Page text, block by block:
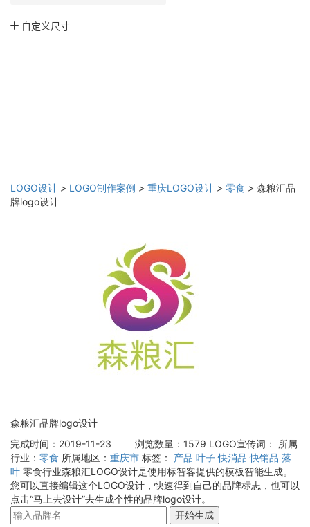
LOGO设计 > LOGO制作案例 > 重庆LOGO设计 > 零食 > 森粮汇品
牌logo设计
森粮汇品牌logo设计
完成时间：2019-11-23
浏览数量：1579 LOGO宣传词：
所属
行业： 零食 所属地区： 重庆市 标签： 产品 叶子 快消品 快销品 落
叶 零食行业森粮汇LOGO设计是使用标智客提供的模板智能生成。
您可以直接编辑这个LOGO设计，快速得到自己的品牌标志，也可以
点击“马上去设计”去生成个性的品牌logo设计。
开始生成